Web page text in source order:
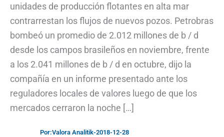
unidades de producción flotantes en alta mar
contrarrestan los flujos de nuevos pozos. Petrobras
bombeó un promedio de 2.012 millones de b / d
desde los campos brasileños en noviembre, frente
a los 2.041 millones de b / d en octubre, dijo la
compañía en un informe presentado ante los
reguladores locales de valores luego de que los
mercados cerraron la noche […]
Por:Valora Analitik-2018-12-28